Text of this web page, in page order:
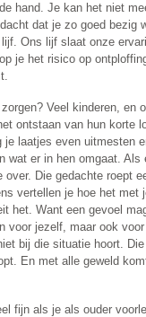
hand. Je kan het niet
dat je zo goed bezig
Ons lijf slaat onze
je het risico op
Veel kinderen, en
ontstaan van hun korte
laatjes even uitmesten
wat er in hen omgaat.
Die gedachte roept
vertellen je hoe het
het. Want een gevoel
voor jezelf, maar ook
bij die situatie hoort.
En met alle geweld
fijn als je als ouder